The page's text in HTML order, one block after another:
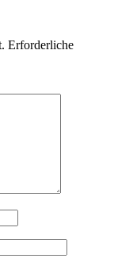
Erforderliche